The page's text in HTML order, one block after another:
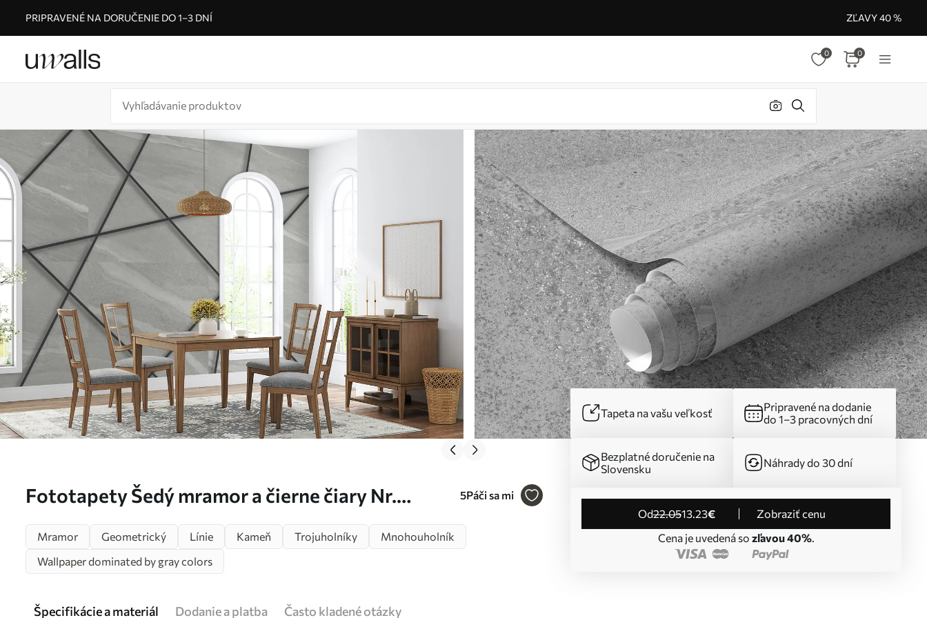
PRIPRAVENÉ NA DORUČENIE DO 1–3 DNÍ ZĽAVY 40 %
0 0
Fototapety Šedý mramor a čierne čiary Nr.
5Páči sa mi
Tapeta na vašu veľkosť
Pripravené na dodanie
do 1–3 pracovných dní
Bezplatné doručenie na
Slovensku
Náhrady do 30 dní
od22.0513.23€
Zobraziť cenu
Cena je uvedená so zľavou 40%.
Mramor Geometrický Línie Kameň Trojuholníky
Mnohouholník
Wallpaper dominated by gray colors
Špecifikácie a materiál Dodanie a platba Často kladené otázky